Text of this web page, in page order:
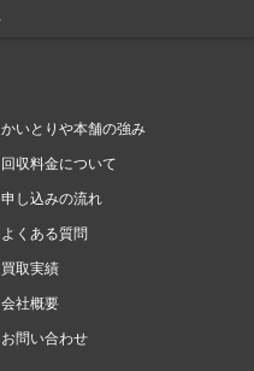
かいとりや本舗の強み
回収料金について
申し込みの流れ
よくある質問
買取実績
会社概要
お問い合わせ